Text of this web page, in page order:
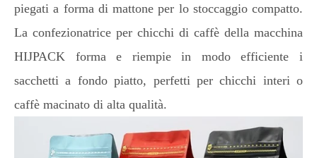
piegati a forma di mattone per lo stoccaggio compatto.
La confezionatrice per chicchi di caffè della macchina
HIJPACK forma e riempie in modo efficiente i
sacchetti a fondo piatto, perfetti per chicchi interi o
caffè macinato di alta qualità.